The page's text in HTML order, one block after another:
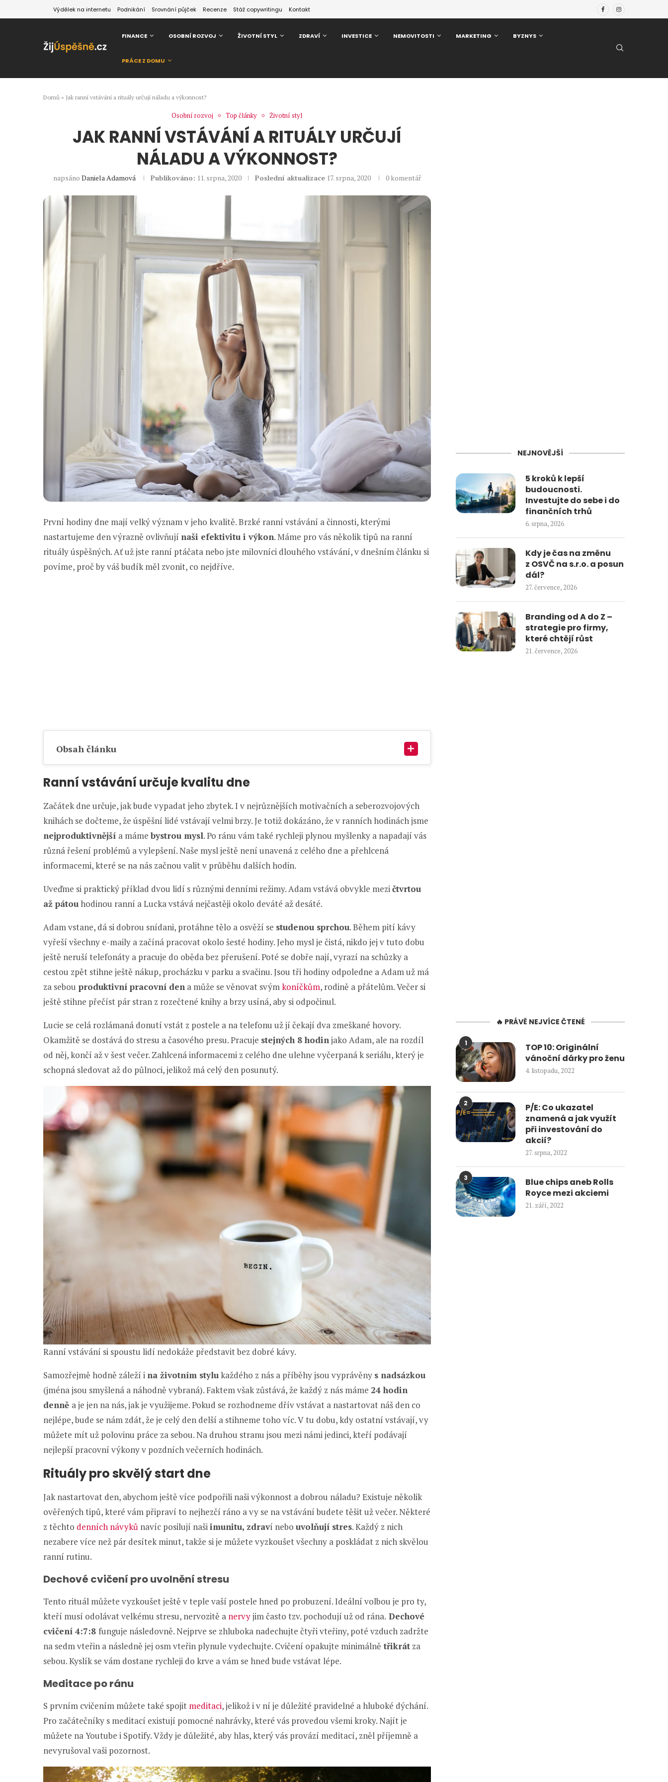
Výdělek na internetu Podnikání Srovnání půjček Recenze Stáž copywritingu Kontakt
FINANCE OSOBNÍ ROZVOJ ŽIVOTNÍ STYL ZDRAVÍ INVESTICE NEMOVITOSTI MARKETING BYZNYS
PRÁCE Z DOMU
Domů » Jak ranní vstávání a rituály určují náladu a výkonnost?
Osobní rozvoj Top články Životní styl
JAK RANNÍ VSTÁVÁNÍ A RITUÁLY URČUJÍ
NÁLADU A VÝKONNOST?
napsáno Daniela Adamová Publikováno: 11. srpna, 2020 Poslední aktualizace 17. srpna, 2020 0 komentář
První hodiny dne mají velký význam v jeho kvalitě. Brzké ranní vstávání a činnosti, kterými
nastartujeme den výrazně ovlivňují naši efektivitu i výkon. Máme pro vás několik tipů na ranní
rituály úspěšných. Ať už jste ranní ptáčata nebo jste milovníci dlouhého vstávání, v dnešním článku si
povíme, proč by váš budík měl zvonit, co nejdříve.
Obsah článku
Ranní vstávání určuje kvalitu dne
Začátek dne určuje, jak bude vypadat jeho zbytek. I v nejrůznějších motivačních a seberozvojových
knihách se dočteme, že úspěšní lidé vstávají velmi brzy. Je totiž dokázáno, že v ranních hodinách jsme
nejproduktivnější a máme bystrou mysl. Po ránu vám také rychleji plynou myšlenky a napadají vás
různá řešení problémů a vylepšení. Naše mysl ještě není unavená z celého dne a přehlcená
informacemi, které se na nás začnou valit v průběhu dalších hodin.
Uveďme si praktický příklad dvou lidí s různými denními režimy. Adam vstává obvykle mezičtvrtou
až pátou hodinou ranní a Lucka vstává nejčastěji okolo deváté až desáté.
Adam vstane, dá si dobrou snídani, protáhne tělo a osvěží se studenou sprchou. Během pití kávy
vyřeší všechny e-maily a začíná pracovat okolo šesté hodiny. Jeho mysl je čistá, nikdo jej v tuto dobu
ještě neruší telefonáty a pracuje do oběda bez přerušení. Poté se dobře nají, vyrazí na schůzky a
cestou zpět stihne ještě nákup, procházku v parku a svačinu. Jsou tři hodiny odpoledne a Adam už má
za sebou produktivní pracovní den a může se věnovat svýmkoníčkům, rodině a přátelům. Večer si
ještě stihne přečíst pár stran z rozečtené knihy a brzy usíná, aby si odpočinul.
Lucie se celá rozlámaná donutí vstát z postele a na telefonu už jí čekají dva zmeškané hovory.
Okamžitě se dostává do stresu a časového presu. Pracuje stejných 8 hodinjako Adam, ale na rozdíl
od něj, končí až v šest večer. Zahlcená informacemi z celého dne ulehne vyčerpaná k seriálu, který je
schopná sledovat až do půlnoci, jelikož má celý den posunutý.
Ranní vstávání si spoustu lidí nedokáže představit bez dobré kávy.
Samozřejmě hodně záleží i na životním stylukaždého z nás a příběhy jsou vyprávěny s nadsázkou
(jména jsou smyšlená a náhodně vybraná). Faktem však zůstává, že každý z nás máme 24 hodin
denně a je jen na nás, jak je využijeme. Pokud se rozhodneme dřív vstávat a nastartovat náš den co
nejlépe, bude se nám zdát, že je celý den delší a stihneme toho víc. V tu dobu, kdy ostatní vstávají, vy
můžete mít už polovinu práce za sebou. Na druhou stranu jsou mezi námi jedinci, kteří podávají
nejlepší pracovní výkony v pozdních večerních hodinách.
Rituály pro skvělý start dne
Jak nastartovat den, abychom ještě více podpořili naši výkonnost a dobrou náladu? Existuje několik
ověřených tipů, které vám připraví to nejhezčí ráno a vy se na vstávání budete těšit už večer. Některé
z těchto denních návyků navíc posilují našiimunitu, zdraví nebo uvolňují stres. Každý z nich
nezabere více než pár desítek minut, takže si je můžete vyzkoušet všechny a poskládat z nich skvělou
ranní rutinu.
Dechové cvičení pro uvolnění stresu
Tento rituál můžete vyzkoušet ještě v teple vaší postele hned po probuzení. Ideální volbou je pro ty,
kteří musí odolávat velkému stresu, nervozitě a nervyjim často tzv. pochodují už od rána. Dechové
cvičení 4:7:8 funguje následovně. Nejprve se zhluboka nadechujte čtyři vteřiny, poté vzduch zadržte
na sedm vteřin a následně jej osm vteřin plynule vydechujte. Cvičení opakujte minimálně třikrát za
sebou. Kyslík se vám dostane rychleji do krve a vám se hned bude vstávat lépe.
Meditace po ránu
S prvním cvičením můžete také spojit meditaci, jelikož i v ní je důležité pravidelné a hluboké dýchání.
Pro začátečníky s meditací existují pomocné nahrávky, které vás provedou všemi kroky. Najít je
můžete na Youtube i Spotify. Vždy je důležité, aby hlas, který vás provází meditací, zněl příjemně a
nevyrušoval vaši pozornost.
NEJNOVĚJŠÍ
5 kroků k lepší
budoucnosti.
Investujte do sebe i do
finančních trhů
6. srpna, 2026
Kdy je čas na změnu
z OSVČ na s.r.o. a posun
dál?
27. července, 2026
Branding od A do Z –
strategie pro firmy,
které chtějí růst
21. července, 2026
🔥 PRÁVĚ NEJVÍCE ČTENÉ
1
TOP 10: Originální
vánoční dárky pro ženu
4. listopadu, 2022
2
P/E: Co ukazatel
znamená a jak využít
při investování do
akcií?
27. srpna, 2022
3
Blue chips aneb Rolls
Royce mezi akciemi
21. září, 2022